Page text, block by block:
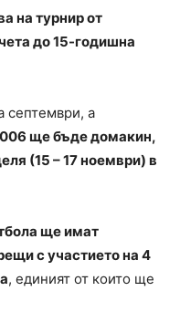
на турнир от
до 15-годишна
септември, а
ще бъде домакин,
(15 – 17 ноември) в
ще имат
с участието на 4
, единият от които ще